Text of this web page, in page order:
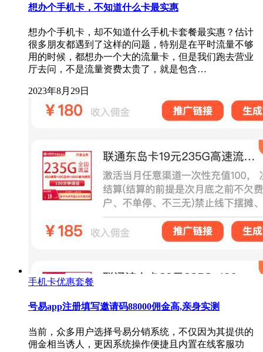
想办个手机卡，不知道什么卡最实惠
想办个手机卡，却不知道什么手机卡套餐最实惠？估计
很多朋友都遇到了这样的问题，特别是在平时流量不够
用的时候，都想办一个大的流量卡，但是我们跑去营业
厅去问，不是流量资费太贵了，就是包含…
2023年8月29日
手机卡优惠套餐
号易app注册填写邀请码88000佣金高,亲身实测
当前，众多用户选择号易分销系统，不仅因为其提供的
佣金相当诱人，更因系统操作便捷且内置在线客服功